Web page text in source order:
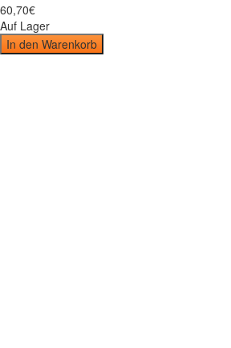
60,70€
Auf Lager
In den Warenkorb